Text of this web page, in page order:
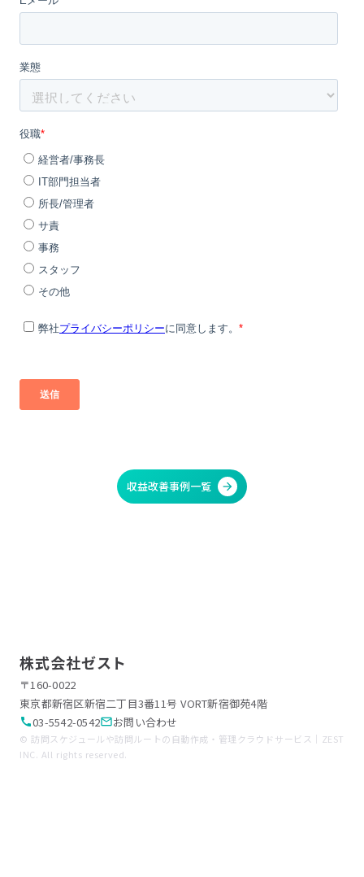
収益改善事例一覧 arrow_forward
株式会社ゼスト
〒160-0022
東京都新宿区新宿二丁目3番11号 VORT新宿御苑4階
call03-5542-0542mail_outlineお問い合わせ
© 訪問スケジュールや訪問ルートの自動作成・管理クラウドサービス｜ZEST
INC. All rights reserved.